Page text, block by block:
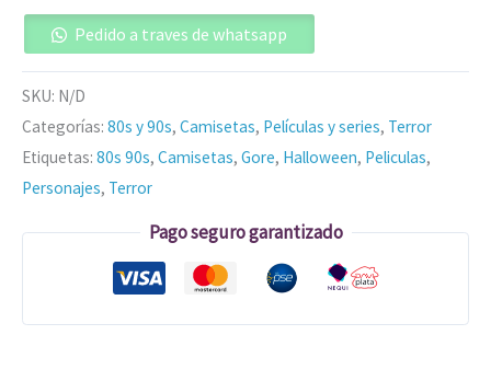
Pedido a traves de whatsapp
SKU: N/D
Categorías: 80s y 90s, Camisetas, Películas y series, Terror
Etiquetas: 80s 90s, Camisetas, Gore, Halloween, Peliculas,
Personajes, Terror
Pago seguro garantizado